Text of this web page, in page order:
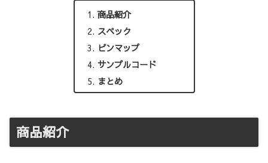
商品紹介
スペック
ピンマップ
サンプルコード
まとめ
商品紹介